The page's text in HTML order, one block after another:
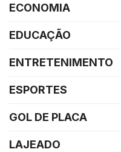
ECONOMIA
EDUCAÇÃO
ENTRETENIMENTO
ESPORTES
GOL DE PLACA
LAJEADO